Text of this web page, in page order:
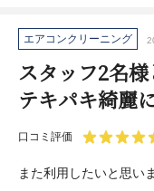
エアコンクリーニング
スタッフ2名
テキパキ綺麗
口コミ評価
また利用したいと思い